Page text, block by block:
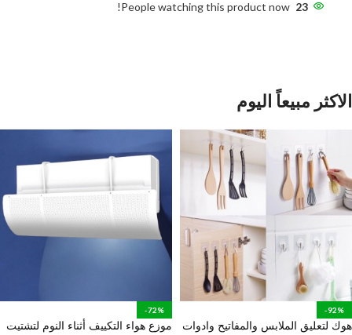
23
People watching this product now!
الاكثر مبيعاً اليوم
-92%
هوك لتعليق الملابس والمفاتيح وادوات
-72%
موزع هواء التكييف أثناء النوم لتشتيت